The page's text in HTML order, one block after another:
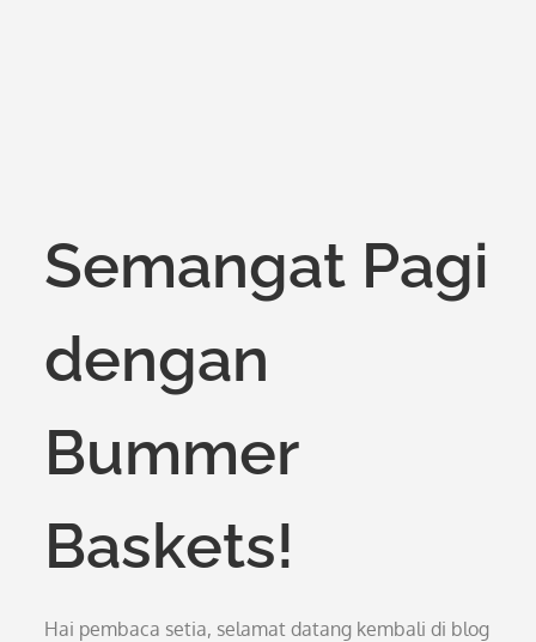
Semangat Pagi
dengan
Bummer
Baskets!
Hai pembaca setia, selamat datang kembali di blog